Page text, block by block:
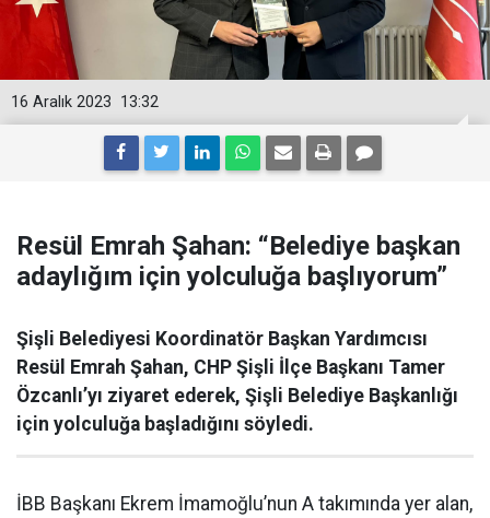
13:32
16 Aralık 2023
Resül Emrah Şahan: “Belediye başkan
adaylığım için yolculuğa başlıyorum”
Şişli Belediyesi Koordinatör Başkan Yardımcısı
Resül Emrah Şahan, CHP Şişli İlçe Başkanı Tamer
Özcanlı’yı ziyaret ederek, Şişli Belediye Başkanlığı
için yolculuğa başladığını söyledi.
İBB Başkanı Ekrem İmamoğlu’nun A takımında yer alan,